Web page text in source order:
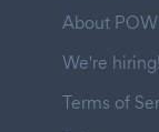
About
We're hiring!
Terms of